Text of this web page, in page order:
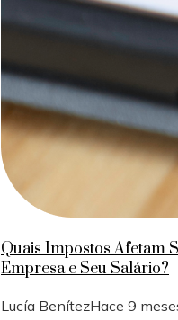
Quais Impostos Afetam
Empresa e Seu Salário?
Lucía BenítezHace 9